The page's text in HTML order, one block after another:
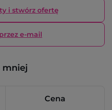
i stwórz ofertę
e-mail
mniej
Cena